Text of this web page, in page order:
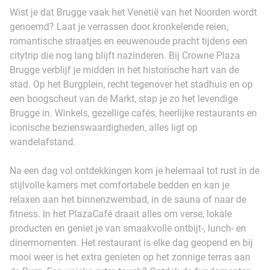
Wist je dat Brugge vaak het Venetië van het Noorden wordt
genoemd? Laat je verrassen door kronkelende reien,
romantische straatjes en eeuwenoude pracht tijdens een
citytrip die nog lang blijft nazinderen. Bij Crowne Plaza
Brugge verblijf je midden in het historische hart van de
stad. Op het Burgplein, recht tegenover het stadhuis en op
een boogscheut van de Markt, stap je zo het levendige
Brugge in. Winkels, gezellige cafés, heerlijke restaurants en
iconische bezienswaardigheden, alles ligt op
wandelafstand.
Na een dag vol ontdekkingen kom je helemaal tot rust in de
stijlvolle kamers met comfortabele bedden en kan je
relaxen aan het binnenzwembad, in de sauna of naar de
fitness. In het PlazaCafé draait alles om verse, lokale
producten en geniet je van smaakvolle ontbijt-, lunch- en
dinermomenten. Het restaurant is elke dag geopend en bij
mooi weer is het extra genieten op het zonnige terras aan